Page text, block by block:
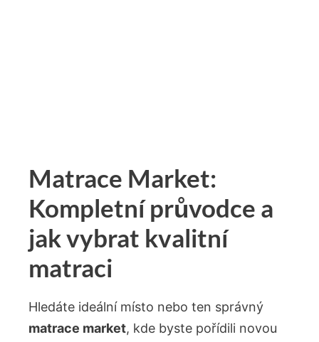
Matrace Market:
Kompletní průvodce a
jak vybrat kvalitní
matraci
Hledáte ideální místo nebo ten správný
matrace market, kde byste pořídili novou